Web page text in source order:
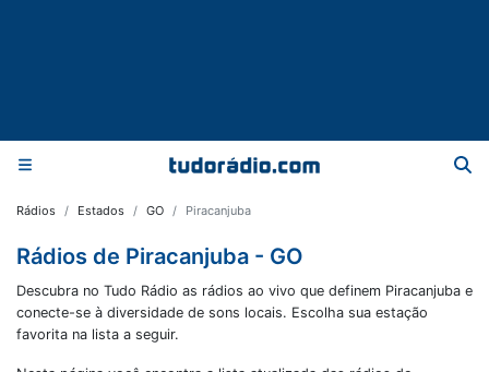
Rádios Estados GO Piracanjuba
Rádios de Piracanjuba - GO
Descubra no Tudo Rádio as rádios ao vivo que definem Piracanjuba e
conecte-se à diversidade de sons locais. Escolha sua estação
favorita na lista a seguir.